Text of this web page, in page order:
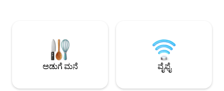
ನೋಟವನ್ನು ಹೊಂದಿರುವ ಖಾಸಗಿ ಈಜುಕೊಳವನ್ನು
ಬಳಸಬಹುದು ಅಥವಾ ಟೆರೇಸ್‌ನಲ್ಲಿ ಟೇಬಲ್ ಟೆನ್ನಿಸ್
ಆಡಬಹುದು.
ಸ್ನಾನಕ್ಕೆ ಸೂಕ್ತವಾಗಿದೆ
ಎಲ್ಲವೂ ಹಾಳಾಗದ,
ಅಡುಗೆ ಮನೆ ವೈಫೈ